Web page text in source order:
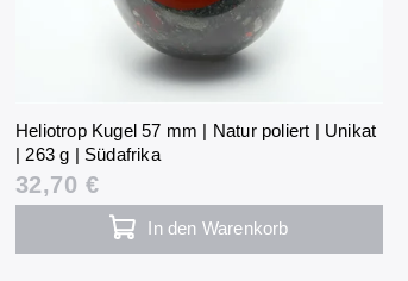
Heliotrop Kugel 57 mm | Natur poliert | Unikat
| 263 g | Südafrika
32,70 €
In den Warenkorb